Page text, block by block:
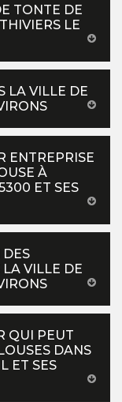
TONTE DE
LE
LA VILLE DE
ENTREPRISE
À
ET SES
VILLE DE
QUI PEUT
DANS
ET SES